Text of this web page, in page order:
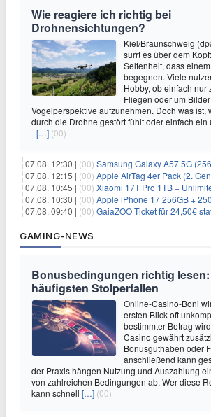
Wie reagiere ich richtig bei
Drohnensichtungen?
Kiel/Braunschweig
surrt es über dem
Seltenheit, dass
begegnen. Viele
Hobby, ob einfach nur
Fliegen oder um
Vogelperspektive aufzunehmen. Doch was ist,
durch die Drohne gestört fühlt oder einfach ein
-[…] (00)
07.08. 12:30 | (00) Samsung Galaxy A57 5G (256GB) + 50GB 5G + Alles-Flat im
07.08. 12:15 | (00) Apple AirTag 4er Pack (2. Gen.), Allnet Flat 20GB 5G im
07.08. 10:45 | (00) Xiaomi 17T Pro 1TB + Unlimited 5G + Alles-Flat im o2
07.08. 10:30 | (00) Apple iPhone 17 256GB + 250GB 5G + Alles-Flat im
07.08. 09:40 | (00) GaiaZOO Ticket für 24,50€
GAMING-NEWS
Bonusbedingungen richtig
häufigsten Stolperfallen
Online-Casino-Boni
ersten Blick oft
bestimmter Betrag
Casino gewährt
Bonusguthaben oder
anschließend kann
der Praxis hängen Nutzung und Auszahlung
von zahlreichen Bedingungen ab. Wer diese
kann schnell […] (00)